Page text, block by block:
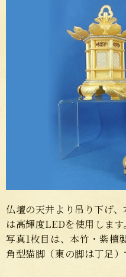
仏壇の天井より吊り下げ
は高輝度LEDを使用します。
写真1枚目は、本竹・紫檀
角型猫脚（東の脚は丁足）